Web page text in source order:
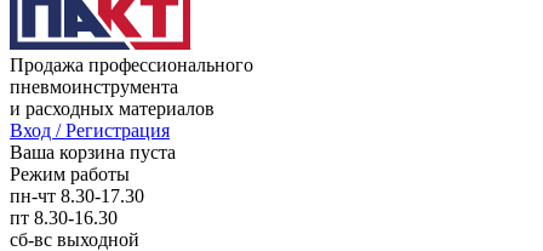
Продажа профессионального
пневмоинструмента
и расходных материалов
Вход / Регистрация
Ваша корзина пуста
Режим работы
пн-чт 8.30-17.30
пт 8.30-16.30
сб-вс выходной